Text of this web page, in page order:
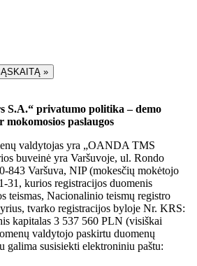
»
S.A.“ privatumo politika – demo
mokomosios paslaugos
valdytojas yra „OANDA TMS
buveinė yra Varšuvoje, ul. Rondo
843 Varšuva, NIP (mokesčių mokėtojo
31, kurios registracijos duomenis
teismas, Nacionalinio teismų registro
tvarko registracijos byloje Nr. KRS:
kapitalas 3 537 560 PLN (visiškai
valdytojo paskirtu duomenų
galima susisiekti elektroniniu paštu: